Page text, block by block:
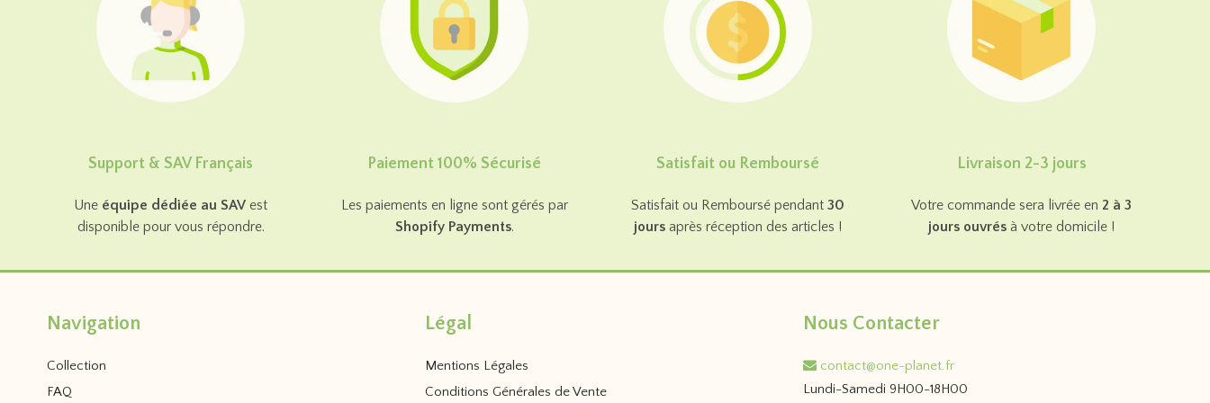
Support & SAV Français
Une équipe dédiée au SAV est
disponible pour vous répondre.
Paiement 100% Sécurisé
Les paiements en ligne sont gérés par
Shopify Payments.
Satisfait ou Remboursé
Satisfait ou Remboursé pendant 30
jours après réception des articles !
Livraison 2-3 jours
Votre commande sera livrée en 2 à 3
jours ouvrés à votre domicile !
Navigation
Collection
FAQ
Légal
Mentions Légales
Conditions Générales de Vente
Nous Contacter
contact@one-planet.fr
Lundi-Samedi 9H00-18H00